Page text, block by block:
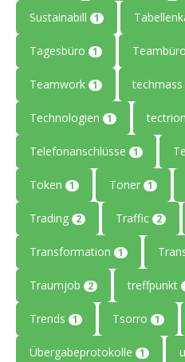
Sustainabill 1
Tagesbüro 1
Teamwork 1 techmass
Technologien 1 tectrion
Telefonanschlüsse 1
Token 1 Toner 1
Trading 2 Traffic 2
Transformation 1
Traumjob 2 treffpunkt
Trends 1 Tsorro 1
Übergabeprotokolle 1